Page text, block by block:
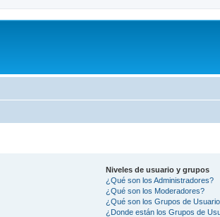
Niveles de usuario y grupos
¿Qué son los Administradores?
¿Qué son los Moderadores?
¿Qué son los Grupos de
¿Donde están los Grupos de